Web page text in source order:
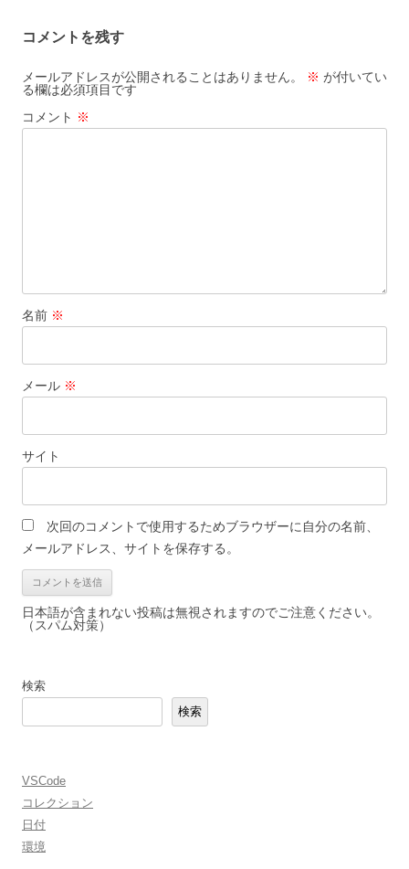
ナ
ビ
ゲ
ー
コメントを残す
メールアドレスが公開されることはありません。 ※ が付いてい
る欄は必須項目です
コメント ※
名前 ※
メール ※
サイト
次回のコメントで使用するためブラウザーに自分の名前、
メールアドレス、サイトを保存する。
日本語が含まれない投稿は無視されますのでご注意ください。
（スパム対策）
検索
検索
VSCode
コレクション
日付
環境